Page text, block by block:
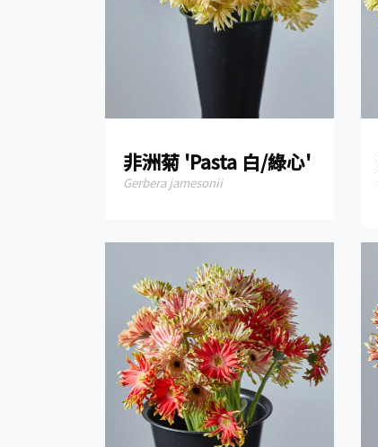
非洲菊 'Pasta 白/綠心'
Gerbera jamesonii